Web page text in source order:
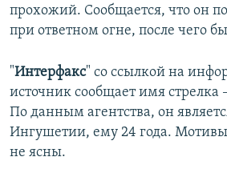
прохожий. Сообщается, что он
при ответном огне, после чего
"Интерфакс" со ссылкой на
источник сообщает имя стрелка
По данным агентства, он
Ингушетии, ему 24 года. Мотивы
не ясны.